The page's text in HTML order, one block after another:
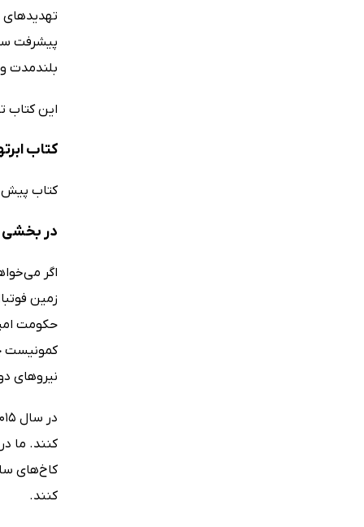
تهدیدهای
پیشرفت
بلندمدت
این کتاب
کتاب
کتاب پیش
در بخشی
زمین
حکومت
نیروهای
کنند. ما
کاخ‌های
کنند.